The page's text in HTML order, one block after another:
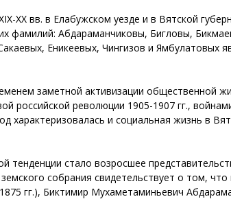
XX вв. в Елабужском уезде и в Вятской
фамилий: Абдараманчиковы, Бигловы,
Еникеевых, Чингизов и Ямбулатовых
заметной активизации общественной
российской революции 1905-1907 гг.,
и социальная жизнь в
стало возросшее
собрания свидетельствует о том,
гг.), Биктимир Мухаметаминьевич